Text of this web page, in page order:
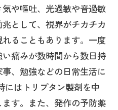
や嘔吐、光過敏や音過敏
として、視界がチカチカ
ることもあります。一度
痛みが数時間から数日持
、勉強などの日常生活に
にはトリプタン製剤を中
す。また、発作の予防薬